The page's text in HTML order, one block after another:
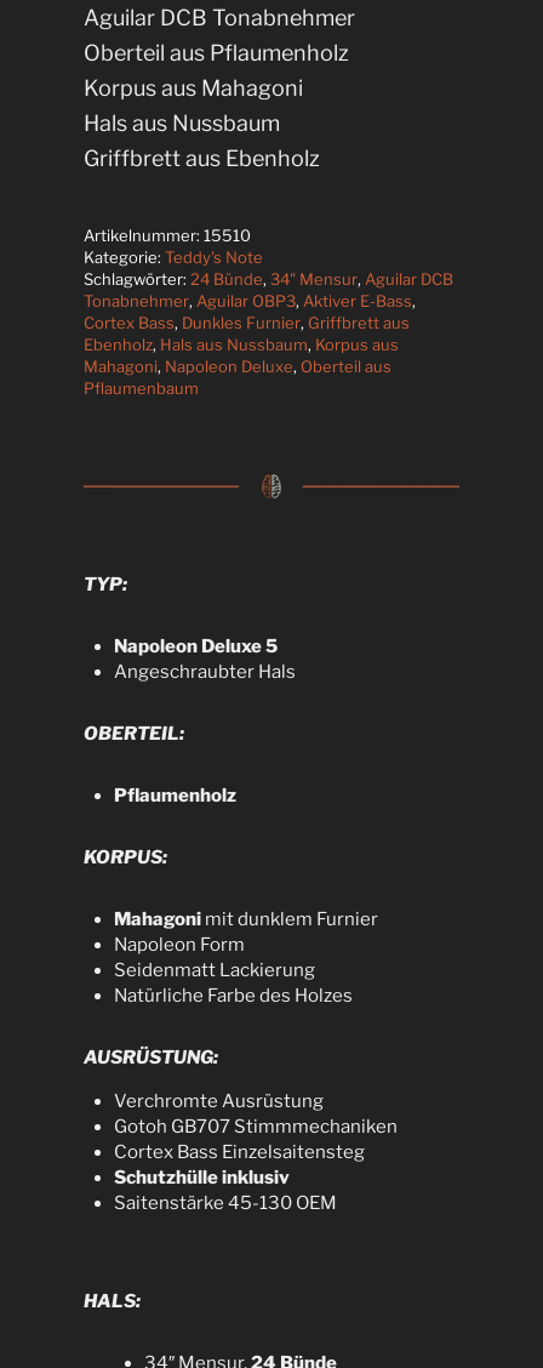
Aguilar DCB Tonabnehmer
Oberteil aus Pflaumenholz
Korpus aus Mahagoni
Hals aus Nussbaum
Griffbrett aus Ebenholz
Artikelnummer: 15510
Kategorie: Teddy's Note
Schlagwörter: 24 Bünde, 34" Mensur, Aguilar DCB
Tonabnehmer, Aguilar OBP3, Aktiver E-Bass,
Cortex Bass, Dunkles Furnier, Griffbrett aus
Ebenholz, Hals aus Nussbaum, Korpus aus
Mahagoni, Napoleon Deluxe, Oberteil aus
Pflaumenbaum
TYP:
Napoleon Deluxe 5
Angeschraubter Hals
OBERTEIL:
Pflaumenholz
KORPUS:
Mahagonimit dunklem Furnier
Napoleon Form
Seidenmatt Lackierung
Natürliche Farbe des Holzes
AUSRÜSTUNG:
Verchromte Ausrüstung
Gotoh GB707 Stimmmechaniken
Cortex Bass Einzelsaitensteg
Schutzhülle inklusiv
Saitenstärke 45-130 OEM
HALS:
34″ Mensur,24 Bünde